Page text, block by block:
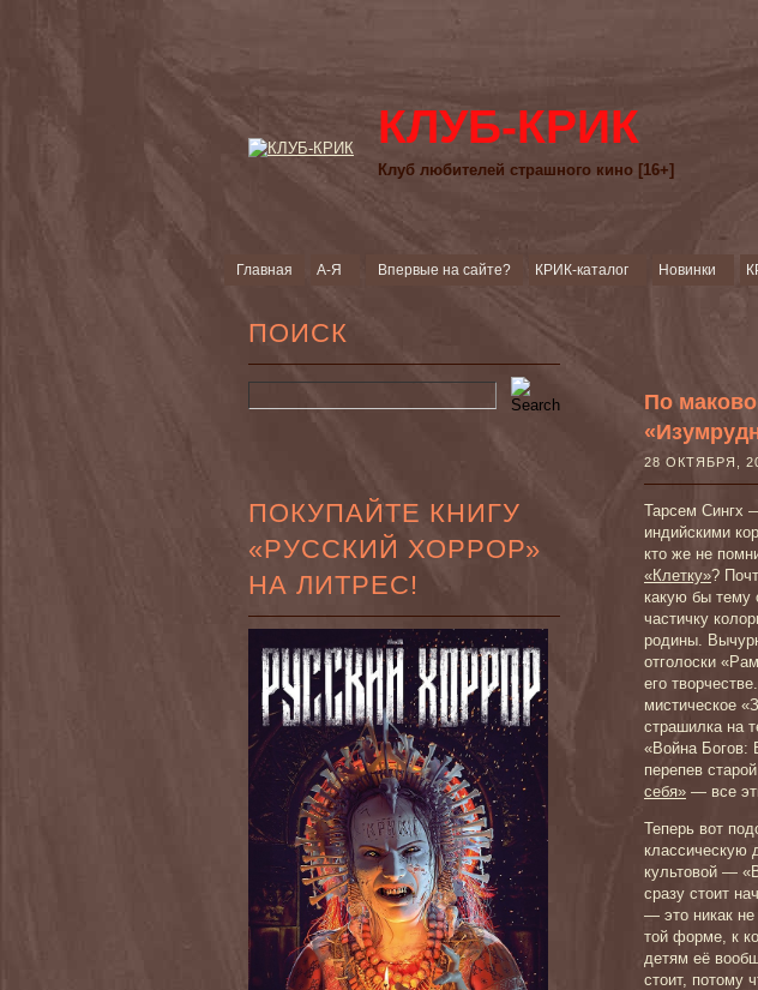
КЛУБ-КРИК
Клуб любителей страшного кино [16+]
Главная А-Я Впервые на сайте? КРИК-каталог Новинки
ПОИСК
ПОКУПАЙТЕ КНИГУ
«РУССКИЙ ХОРРОР»
НА ЛИТРЕС!
По
28 ОКТЯБРЯ,
Тарсем Сингх
индийскими
кто же не
«Клетку»?
какую бы тему
частичку
родины.
отголоски
его
мистическое
страшилка на
«Война Богов:
перепев
себя» — все
Теперь вот
классическую
культовой —
сразу стоит
— это никак не
той форме, к
детям её
стоит, потому